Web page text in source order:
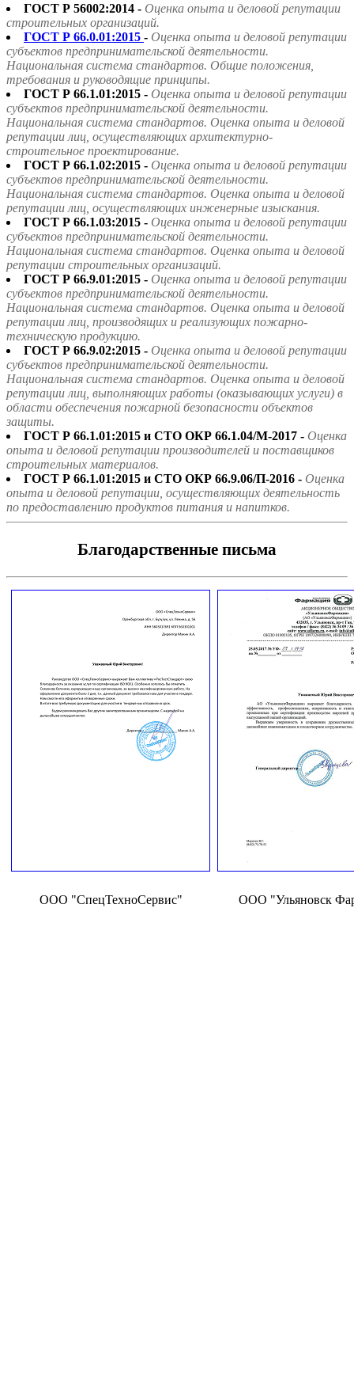
ГОСТ Р 56002:2014 - Оценка опыта и деловой репутации
строительных организаций.
ГОСТ Р 66.0.01:2015 - Оценка опыта и деловой репутации
субъектов предпринимательской деятельности.
Национальная система стандартов. Общие положения,
требования и руководящие принципы.
ГОСТ Р 66.1.01:2015 - Оценка опыта и деловой репутации
субъектов предпринимательской деятельности.
Национальная система стандартов. Оценка опыта и деловой
репутации лиц, осуществляющих архитектурно-
строительное проектирование.
ГОСТ Р 66.1.02:2015 - Оценка опыта и деловой репутации
субъектов предпринимательской деятельности.
Национальная система стандартов. Оценка опыта и деловой
репутации лиц, осуществляющих инженерные изыскания.
ГОСТ Р 66.1.03:2015 - Оценка опыта и деловой репутации
субъектов предпринимательской деятельности.
Национальная система стандартов. Оценка опыта и деловой
репутации строительных организаций.
ГОСТ Р 66.9.01:2015 - Оценка опыта и деловой репутации
субъектов предпринимательской деятельности.
Национальная система стандартов. Оценка опыта и деловой
репутации лиц, производящих и реализующих пожарно-
техническую продукцию.
ГОСТ Р 66.9.02:2015 - Оценка опыта и деловой репутации
субъектов предпринимательской деятельности.
Национальная система стандартов. Оценка опыта и деловой
репутации лиц, выполняющих работы (оказывающих услуги) в
области обеспечения пожарной безопасности объектов
защиты.
ГОСТ Р 66.1.01:2015 и СТО ОКР 66.1.04/М-2017 - Оценка
опыта и деловой репутации производителей и поставщиков
строительных материалов.
ГОСТ Р 66.1.01:2015 и СТО ОКР 66.9.06/П-2016 - Оценка
опыта и деловой репутации, осуществляющих деятельность
по предоставлению продуктов питания и напитков.
Благодарственные письма
ООО "СпецТехноСервис" ООО "Ульяновск